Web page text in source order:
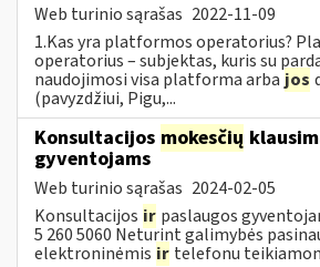
Web turinio sąrašas 2022-11-09
1.Kas yra platformos operatorius?
operatorius – subjektas, kuris su
naudojimosi visa platforma arba jos
(pavyzdžiui, Pigu,...
Konsultacijos mokesčių
gyventojams
Web turinio sąrašas 2024-02-05
Konsultacijos ir paslaugos
5 260 5060 Neturint galimybės
elektroninėmis ir telefonu